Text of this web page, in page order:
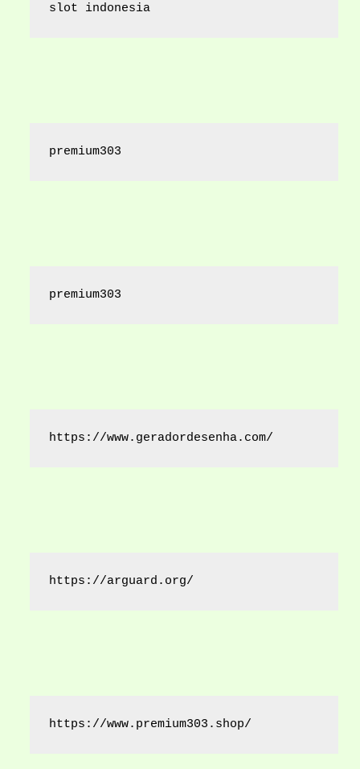
slot indonesia
premium303
premium303
https://www.geradordesenha.com/
https://arguard.org/
https://www.premium303.shop/